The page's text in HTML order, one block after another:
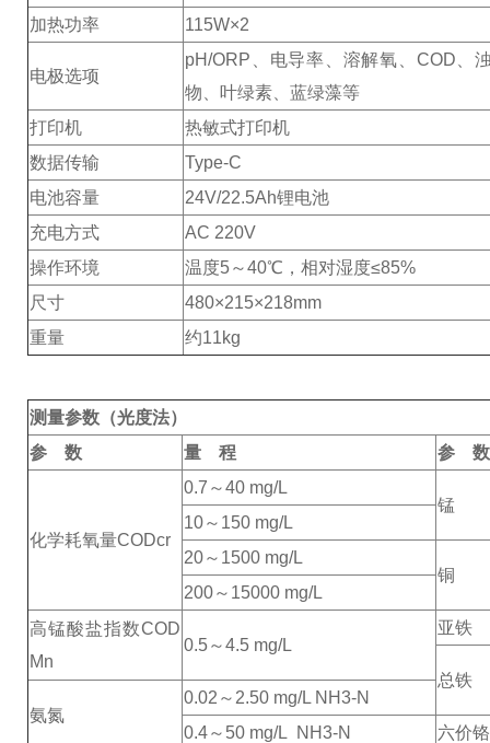
加热功率
115W×2
电极选项
pH/ORP、电导率、溶解氧、COD、
物、叶绿素、蓝绿藻等
打印机
热敏式打印机
数据传输
Type-C
电池容量
24V/22.5Ah锂电池
充电方式
AC 220V
操作环境
温度5～40℃，相对湿度≤85%
尺寸
480×215×218mm
重量
约11kg
测量参数（光度法）
参 数
量 程 参 数
化学耗氧量CODcr
0.7～40 mg/L
锰
10～150 mg/L
20～1500 mg/L
铜
200～15000 mg/L
高锰酸盐指数COD
Mn
0.5～4.5 mg/L
亚铁
总铁
氨氮
0.02～2.50 mg/L NH3-N
0.4～50 mg/L NH3-N 六价铬